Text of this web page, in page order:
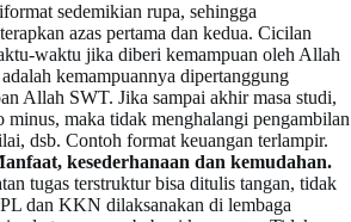
sedemikian rupa, sehingga
azas pertama dan kedua. Cicilan
waktu jika diberi kemampuan oleh Allah
kemampuannya dipertanggung
Allah SWT. Jika sampai akhir masa studi,
minus, maka tidak menghalangi pengambilan
dsb. Contoh format keuangan terlampir.
kesederhanaan dan kemudahan.
tugas terstruktur bisa ditulis tangan, tidak
dan KKN dilaksanakan di lembaga